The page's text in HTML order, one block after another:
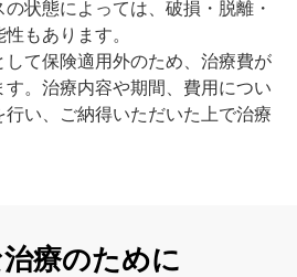
状態によっては、破損・脱離・
もあります。
して保険適用外のため、治療費が
。治療内容や期間、費用につい
い、ご納得いただいた上で治療
療のために